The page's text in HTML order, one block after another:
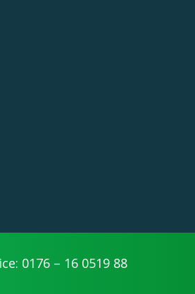
0176 – 16 0519 88